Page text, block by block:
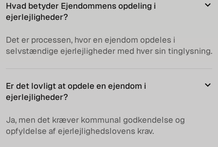
Hvad betyder Ejendommens opdeling i
ejerlejligheder?
Det er processen, hvor en ejendom opdeles i
selvstændige ejerlejligheder med hver sin tinglysning.
Er det lovligt at opdele en ejendom i
ejerlejligheder?
Ja, men det kræver kommunal godkendelse og
opfyldelse af ejerlejlighedslovens krav.